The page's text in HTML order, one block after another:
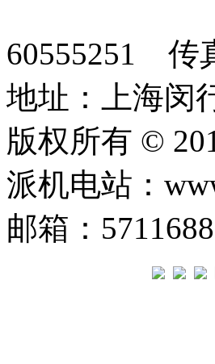
60555251 传
地址：上海闵
版权所有 ©
派机电站：
邮箱：